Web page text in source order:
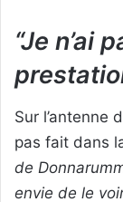
“Je n’ai
Sur l’antenne
pas fait dans
de
envie de le